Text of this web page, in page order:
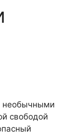
необычными
свободой